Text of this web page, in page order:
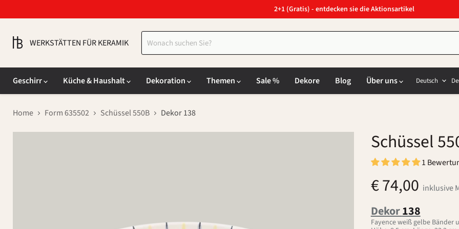
2+1 (Gratis) - entdecken sie die Aktionsartikel
WERKSTÄTTEN FÜR KERAMIK
Geschirr
Küche & Haushalt Dekoration Themen Sale % Dekore Blog Über uns Deutsch
Home Form 635502 Schüssel 550B Dekor 138
Schüssel
1
€ 74,00 inklusive
Dekor138
Fayence weiß gelbe Bänder